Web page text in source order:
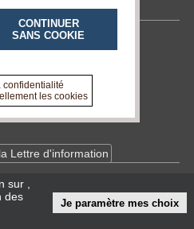
Lettre d'information
sur
des
Je paramètre mes choix
CONTINUER
SANS COOKIE
confidentialité
les cookies